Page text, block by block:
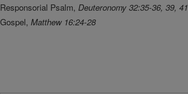
Responsorial Psalm, Deuteronomy 32:35-36, 39, 41
Gospel,Matthew 16:24-28